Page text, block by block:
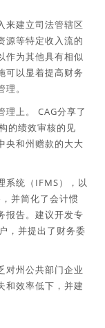
来建立司法管辖区
源等特定收入流的
作为其他具有相似
可以显着提高财务
。
理上。 CAG分享了
的绩效审核的见
央和州赠款的大大
系统（IFMS），以
并简化了会计惯
报告。建议开发专
，并提出了财务委
对州公共部门企业
和效率低下，并建